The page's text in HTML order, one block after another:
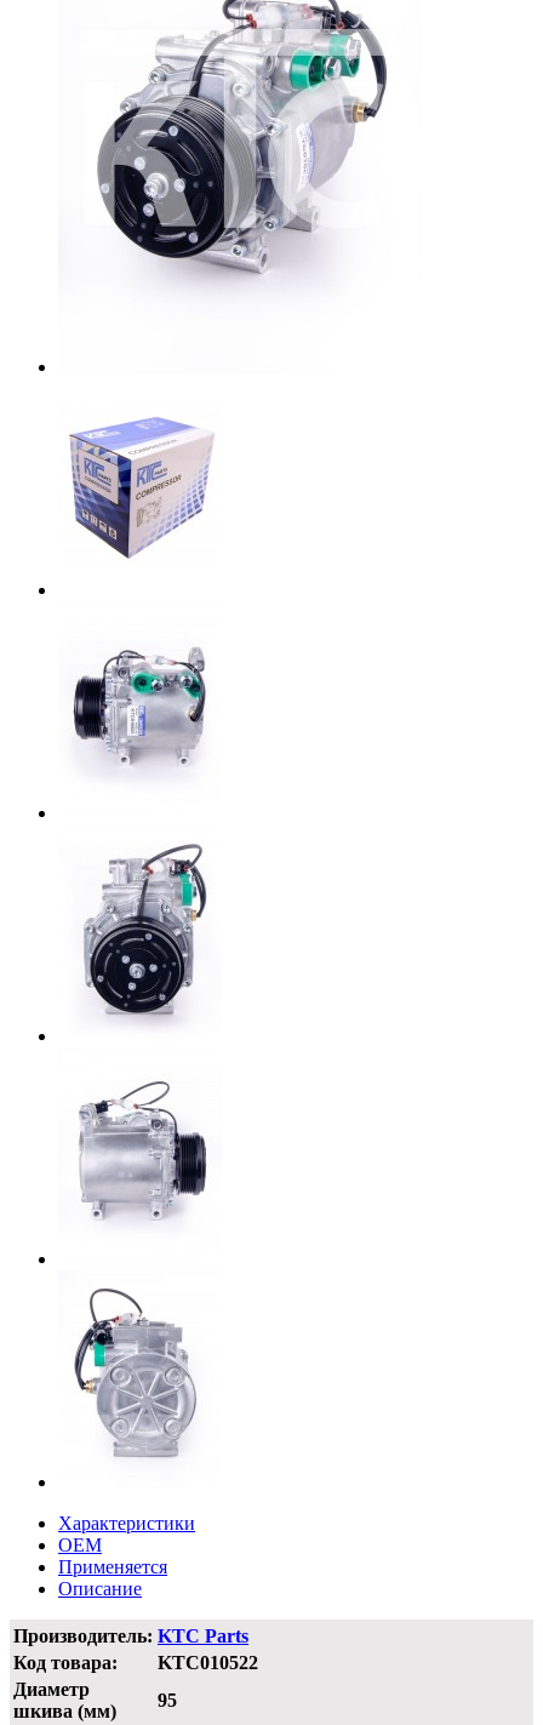
Характеристики
OEM
Применяется
Описание
Производитель: KTC Parts
Код товара:
KTC010522
Диаметр
шкива (мм)
95